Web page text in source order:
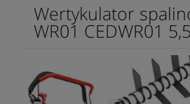
Wertykulator
WR01 CEDWR01